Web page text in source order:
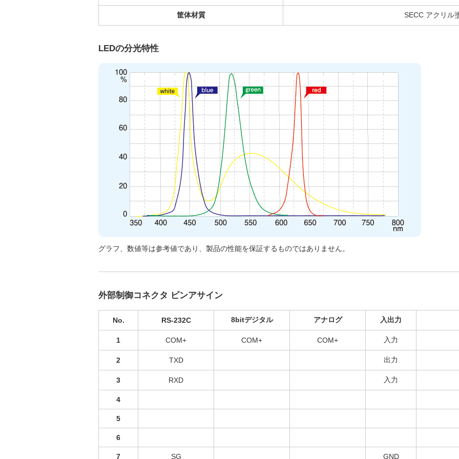
筐体材質 SECC アクリル
LEDの分光特性
グラフ、数値等は参考値であり、製品の性能を保証するものではありません。
外部制御コネクタ ピンアサイン
No. RS-232C 8bitデジタル アナログ 入出力
1 COM+ COM+ COM+ 入力
2 TXD 出力
3 RXD 入力
4
5
6
7 SG GND